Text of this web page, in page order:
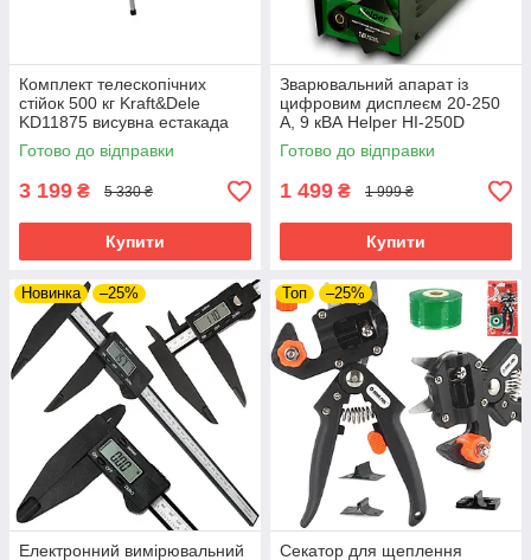
Комплект телескопічних
стійок 500 кг Kraft&Dele
KD11875 висувна естакада
riven
Готово до відправки
3 199 ₴ 5 330 ₴
Купити
Зварювальний апарат із
цифровим дисплеєм 20-250
А, 9 кВА Helper HI-250D
Готово до відправки
1 499 ₴ 1 999 ₴
Купити
Новинка –25%
Електронний вимірювальний
Топ –25%
Секатор для щеплення